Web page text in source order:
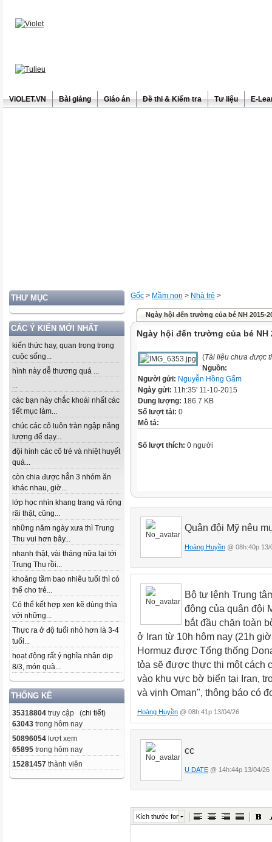
ViOLET.VN Bài giảng Giáo án Đề thi & Kiểm tra Tư liệu E-
THƯ MỤC
CÁC Ý KIẾN MỚI NHẤT
kiến thức hay, quan trọng trong
cuộc sống...
hình này dễ thương quá ...
...
các bạn này chắc khoái nhất các
tiết mục làm...
chúc các cô luôn tràn ngập năng
lượng để dạy...
đội hình các cô trẻ và nhiệt huyết
quá...
còn chia được hẳn 3 nhóm ăn
khác nhau, giờ...
lớp học nhìn khang trang và rộng
rãi thật, cũng...
những năm ngày xưa thì Trung
Thu vui hơn bây...
nhanh thật, vài tháng nữa lại tới
Trung Thu rồi...
khoảng tầm bao nhiêu tuổi thì có
thể cho trẻ...
Có thể kết hợp xen kẽ dùng thìa
với những...
Thực ra ở độ tuổi nhỏ hơn là 3-4
tuổi...
hoạt động rất ý nghĩa nhân dịp
8/3, món quà...
THỐNG KÊ
35318804 truy cập (chi tiết)
63043 trong hôm nay
50896054 lượt xem
65895 trong hôm nay
15281457 thành viên
Gốc > Mầm non > Nhà trẻ >
Ngày hội đến trường của bé NH 2015-
Ngày hội đến trường của bé NH
(Tài liệu chưa được
Nguồn:
Người gửi: Nguyễn Hồng Gấm
Ngày gửi: 11h:35' 11-10-2015
Dung lượng: 186.7 KB
Số lượt tải: 0
Mô tả:
Số lượt thích: 0 người
Quân đội Mỹ nêu
Hoàng Huyền @ 08h:40p 13/
Bộ tư lệnh Trung
động của quân đội
bắt đầu chặn toàn
ở Iran từ 10h hôm nay (21h
Hormuz được Tổng thống
tỏa sẽ được thực thi một cách
vào khu vực bờ biển tại Iran,
và vịnh Oman", thông báo có
Hoàng Huyền @ 08h:41p 13/04/26
cc
U DATE @ 14h:44p 13/04/26
Kích thước font